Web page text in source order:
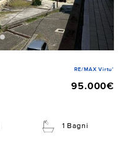
RE/MAX Virtu'
95.000€
1 Bagni